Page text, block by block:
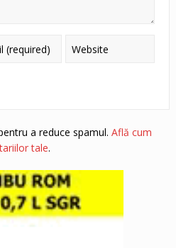
a reduce spamul. Află cum
tale.